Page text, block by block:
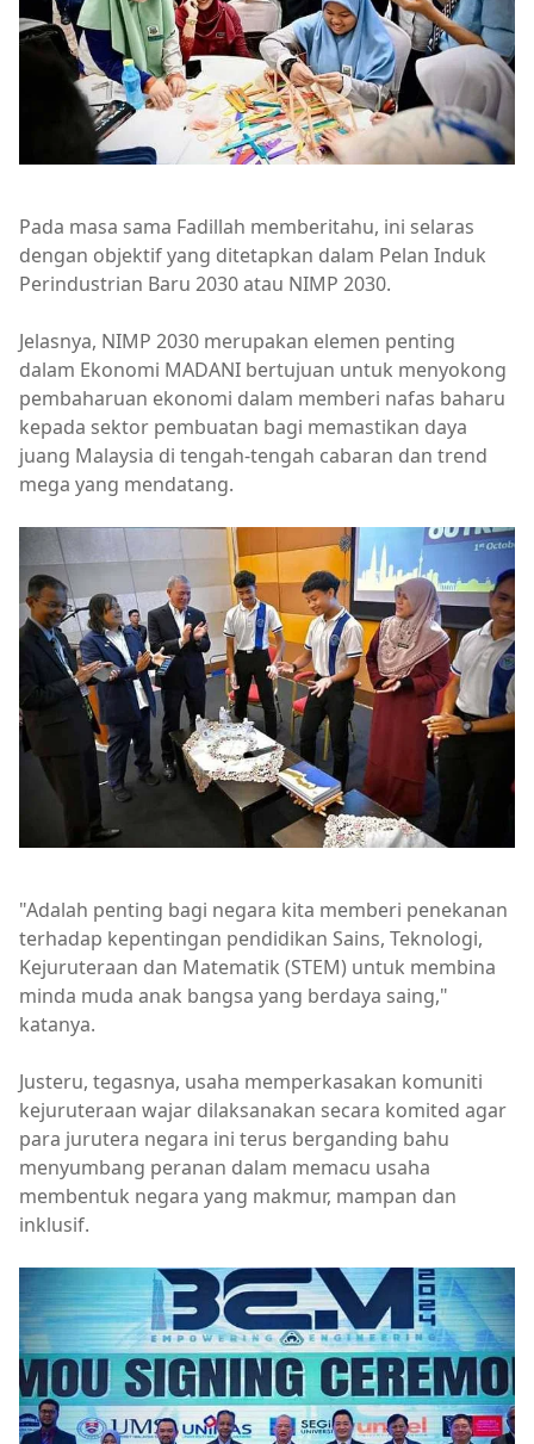
Pada masa sama Fadillah memberitahu, ini selaras
dengan objektif yang ditetapkan dalam Pelan Induk
Perindustrian Baru 2030 atau NIMP 2030.
Jelasnya, NIMP 2030 merupakan elemen penting
dalam Ekonomi MADANI bertujuan untuk menyokong
pembaharuan ekonomi dalam memberi nafas baharu
kepada sektor pembuatan bagi memastikan daya
juang Malaysia di tengah-tengah cabaran dan trend
mega yang mendatang.
"Adalah penting bagi negara kita memberi penekanan
terhadap kepentingan pendidikan Sains, Teknologi,
Kejuruteraan dan Matematik (STEM) untuk membina
minda muda anak bangsa yang berdaya saing,"
katanya.
Justeru, tegasnya, usaha memperkasakan komuniti
kejuruteraan wajar dilaksanakan secara komited agar
para jurutera negara ini terus berganding bahu
menyumbang peranan dalam memacu usaha
membentuk negara yang makmur, mampan dan
inklusif.